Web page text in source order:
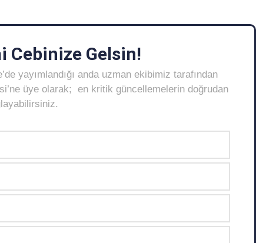
Cebinize Gelsin!
yayımlandığı anda uzman ekibimiz tarafından
üye olarak; en kritik güncellemelerin doğrudan